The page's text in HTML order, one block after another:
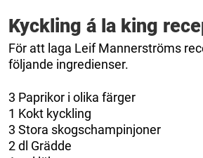
Kyckling á la king
För att laga Leif Mannerströms
följande ingredienser.
3 Paprikor i olika färger
1 Kokt kyckling
3 Stora skogschampinjoner
2 dl Grädde